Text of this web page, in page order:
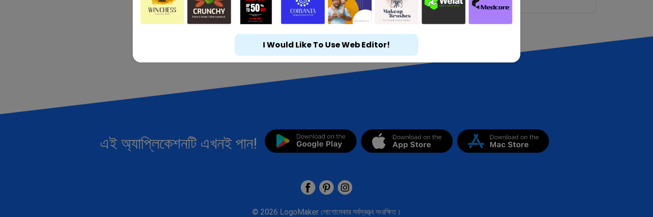
এই অ্যাপ্লিকেশনটি এখনই পান!
© 2026 LogoMaker লোগোমেকার সর্বস্বত্ত্ব সংরক্ষিত।
I Would Like To Use Web Editor!